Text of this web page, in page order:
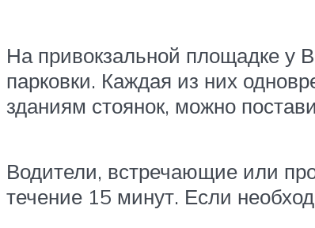
На привокзальной площадке у
парковки. Каждая из них
зданиям стоянок, можно
Водители, встречающие или
течение 15 минут. Если